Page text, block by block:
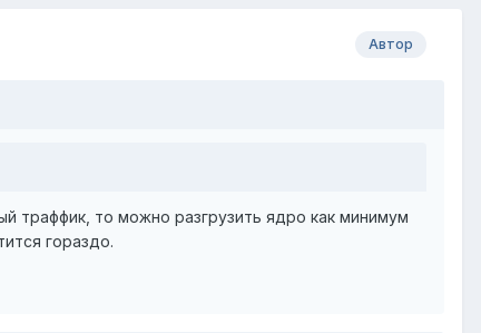
Автор
траффик, то можно разгрузить ядро как минимум
гораздо.